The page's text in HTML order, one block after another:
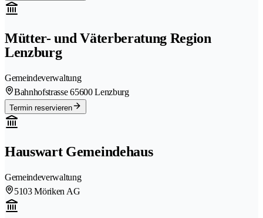
Mütter- und Väterberatung Region
Lenzburg
Gemeindeverwaltung
Bahnhofstrasse 65600 Lenzburg
Termin reservieren
Hauswart Gemeindehaus
Gemeindeverwaltung
5103 Möriken AG